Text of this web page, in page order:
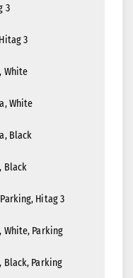
3
3
White
White
Black
Black
Hitag 3
White, Parking
Black, Parking